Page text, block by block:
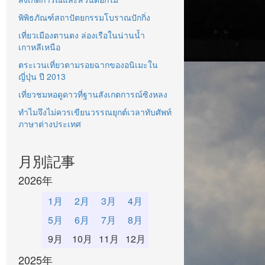
พิพิธภัณฑ์สถาปัตยกรรมโบราณปักกิ่ง
เที่ยวเมืองตานตง ล่องเรือในน่านน้ำ
เกาหลีเหนือ
ตระเวนเที่ยวตามรอยฉากของอนิเมะใน
ญี่ปุ่น ปี 2013
เที่ยวชมหอดูดาวที่ฐานสังเกตการณ์ซิงหลง
ทำไมจึงไม่ควรเขียนวรรณยุกต์เวลาทับศัพท์
ภาษาต่างประเทศ
月別記事
2026年
1月 2月 3月
4月
5月
6月 7月
8月
9月
10月 11月 12月
2025年